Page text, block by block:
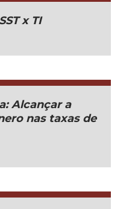
x TI
Alcançar a
nas taxas de